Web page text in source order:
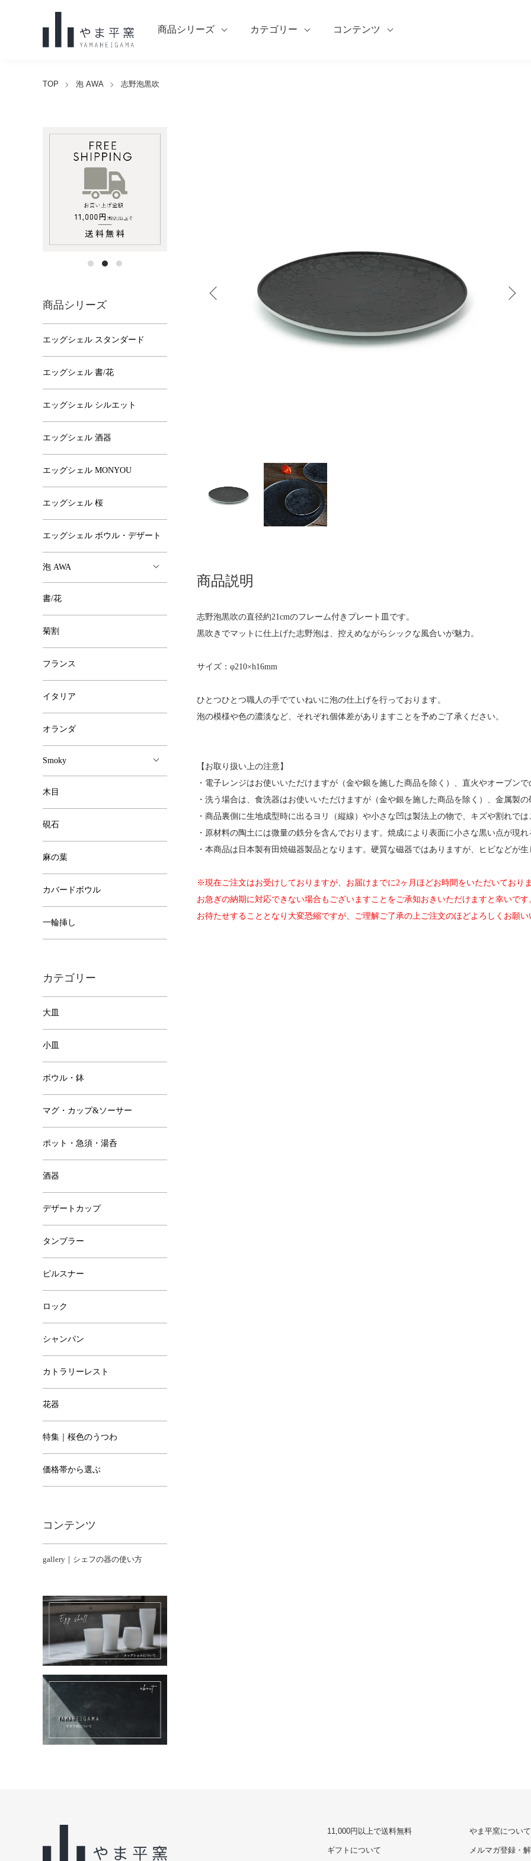
商品シリーズ カテゴリー コンテンツ
TOP 泡 AWA 志野泡黒吹
商品説明
志野泡黒吹の直径約21cmのフレーム付きプレート皿です。
黒吹きでマットに仕上げた志野泡は、控えめながらシックな風合いが魅力。
サイズ：φ210×h16mm
ひとつひとつ職人の手でていねいに泡の仕上げを行っております。
泡の模様や色の濃淡など、それぞれ個体差がありますことを予めご了承ください。
【お取り扱い上の注意】
・電子レンジはお使いいただけますが（金や銀を施した商品を除く）、直火やオーブンで
・洗う場合は、食洗器はお使いいただけますが（金や銀を施した商品を除く）、金属製
・商品裏側に生地成型時に出るヨリ（縦線）や小さな凹は製法上の物で、キズや割れで
・原材料の陶土には微量の鉄分を含んでおります。焼成により表面に小さな黒い点が現
・本商品は日本製有田焼磁器製品となります。硬質な磁器ではありますが、ヒビなどが生
※現在ご注文はお受けしておりますが、お届けまでに2ヶ月ほどお時間をいただいておりま
お急ぎの納期に対応できない場合もございますことをご承知おきいただけますと幸いです
お待たせすることとなり大変恐縮ですが、ご理解ご了承の上ご注文のほどよろしくお願い
商品シリーズ
エッグシェル スタンダード
エッグシェル 書/花
エッグシェル シルエット
エッグシェル 酒器
エッグシェル MONYOU
エッグシェル 桜
エッグシェル ボウル・デザート
泡 AWA
書/花
菊割
フランス
イタリア
オランダ
Smoky
木目
硯石
麻の葉
カバードボウル
一輪挿し
カテゴリー
大皿
小皿
ボウル・鉢
マグ・カップ&ソーサー
ポット・急須・湯呑
酒器
デザートカップ
タンブラー
ピルスナー
ロック
シャンパン
カトラリーレスト
花器
特集｜桜色のうつわ
価格帯から選ぶ
コンテンツ
gallery｜シェフの器の使い方
11,000円以上で送料無料
ギフトについて
やま平窯について
メルマガ登録・